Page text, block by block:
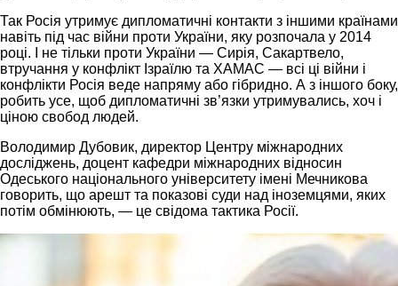
Так Росія утримує дипломатичні контакти з іншими країнами
навіть під час війни проти України, яку розпочала у 2014
році. І не тільки проти України — Сирія, Сакартвело,
втручання у конфлікт Ізраїлю та ХАМАС — всі ці війни і
конфлікти Росія веде напряму або гібридно. А з іншого боку,
робить усе, щоб дипломатичні зв’язки утримувались, хоч і
ціною свобод людей.
Володимир Дубовик, директор Центру міжнародних
досліджень, доцент кафедри міжнародних відносин
Одеського національного університету імені Мечникова
говорить, що арешт та показові суди над іноземцями, яких
потім обмінюють, — це свідома тактика Росії.